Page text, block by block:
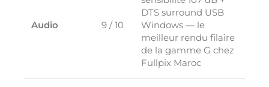
Audio 9 / 10
DTS surround USB
Windows — le
meilleur rendu filaire
de la gamme G chez
Fullpix Maroc